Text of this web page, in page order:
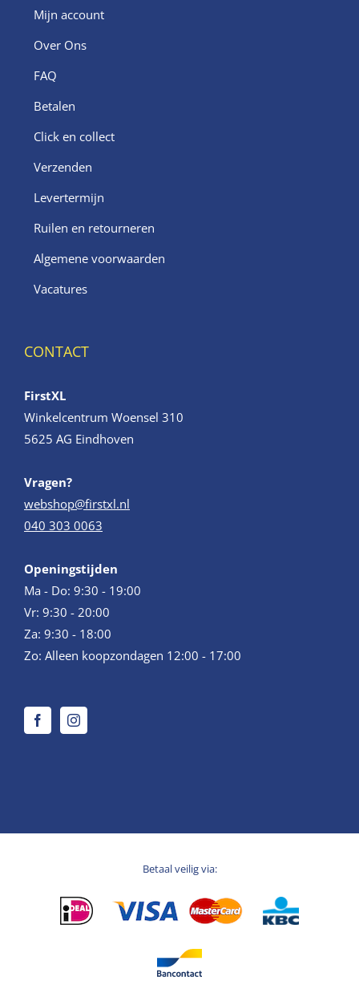
Mijn account
Over Ons
FAQ
Betalen
Click en collect
Verzenden
Levertermijn
Ruilen en retourneren
Algemene voorwaarden
Vacatures
CONTACT
FirstXL
Winkelcentrum Woensel 310
5625 AG Eindhoven
Vragen?
webshop@firstxl.nl
040 303 0063
Openingstijden
Ma - Do: 9:30 - 19:00
Vr: 9:30 - 20:00
Za: 9:30 - 18:00
Zo: Alleen koopzondagen 12:00 - 17:00
Betaal veilig via: